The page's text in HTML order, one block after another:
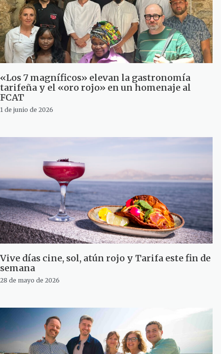
«Los 7 magníficos» elevan la gastronomía
tarifeña y el «oro rojo» en un homenaje al
FCAT
1 de junio de 2026
Vive días cine, sol, atún rojo y Tarifa este fin de
semana
28 de mayo de 2026